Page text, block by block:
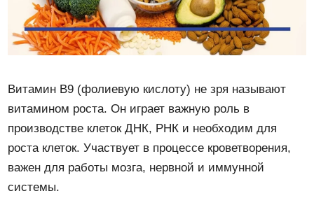
Витамин B9 (фолиевую кислоту) не зря называют
витамином роста. Он играет важную роль в
производстве клеток ДНК, РНК и необходим для
роста клеток. Участвует в процессе кроветворения,
важен для работы мозга, нервной и иммунной
системы.